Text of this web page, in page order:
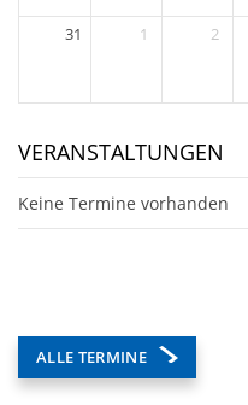
31 1 2
VERANSTALTUNGEN
Keine Termine vorhanden
ALLE TERMINE